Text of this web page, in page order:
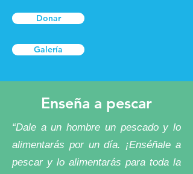
Donar
Galería
Enseña a pescar
“Dale a un hombre un pescado y lo
alimentarás por un día. ¡Enséñale a
pescar y lo alimentarás para toda la